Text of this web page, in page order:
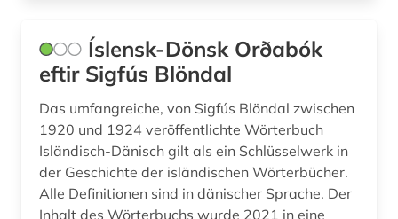
Íslensk-Dönsk Orðabók
eftir Sigfús Blöndal
Das umfangreiche, von Sigfús Blöndal zwischen
1920 und 1924 veröffentlichte Wörterbuch
Isländisch-Dänisch gilt als ein Schlüsselwerk in
der Geschichte der isländischen Wörterbücher.
Alle Definitionen sind in dänischer Sprache. Der
Inhalt des Wörterbuchs wurde 2021 in eine